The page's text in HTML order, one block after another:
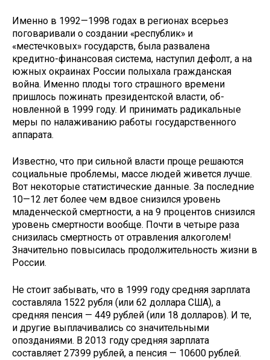
Именно в 1992—1998 годах в регио­нах всерьез
поговаривали о создании «республик» и
«местечковых» госу­дарств, была развалена
кредитно-фи­нансовая система, наступил дефолт, а на
южных окраинах России полыхала гражданская
война. Именно плоды того страшного времени
пришлось пожинать президентской власти, об­
новленной в 1999 году. И принимать радикальные
меры по налаживанию работы государственного
аппарата.
Известно, что при сильной власти проще решаются
социальные проблемы, массе людей живется лучше.
Вот неко­торые статистические данные. За по­следние
10—12 лет более чем вдвое сни­зился уровень
младенческой смертно­сти, а на 9 процентов снизился
уровень смертности вообще. Почти в четыре раза
снизилась смертность от отравле­ния алкоголем!
Значительно повысилась продолжительность жизни в
России.
Не стоит забывать, что в 1999 году средняя зарплата
составляла 1522 ру­бля (или 62 доллара США), а
средняя пенсия — 449 рублей (или 18 долларов). И те,
и другие выплачивались со зна­чительными
опозданиями. В 2013 году средняя зарплата
составляет 27399 ру­блей, а пенсия — 10600 рублей.